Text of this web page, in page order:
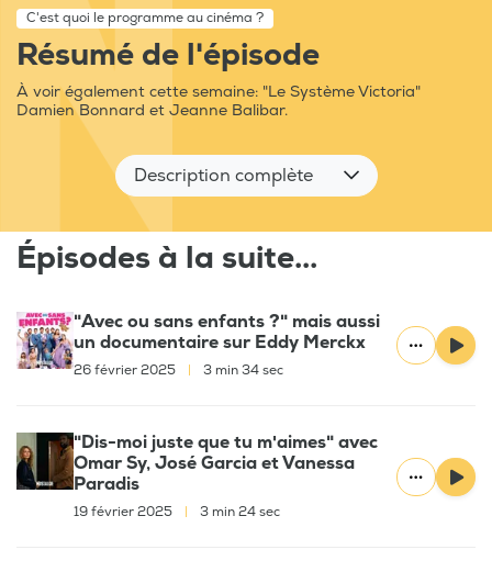
C'est quoi le programme au cinéma ?
Résumé de l'épisode
À voir également cette semaine: "Le Système Victoria"
Damien Bonnard et Jeanne Balibar.
Description complète
Épisodes à la suite...
"Avec ou sans enfants ?" mais aussi
un documentaire sur Eddy Merckx
26 février 2025 3 min 34 sec
"Dis-moi juste que tu m'aimes" avec
Omar Sy, José Garcia et Vanessa
Paradis
19 février 2025 3 min 24 sec